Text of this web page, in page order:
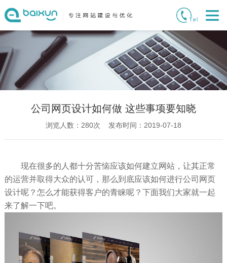
公司网页设计如何做 这些事项要知晓
浏览人数： 280次 发布时间：2019-07-18
现在很多的人都十分苦恼应该如何建立网站，让其正常
的运营并取得大众的认可，那么到底应该如何进行公司网页
设计呢？怎么才能获得客户的青睐呢？下面我们大家就一起
来了解一下吧。